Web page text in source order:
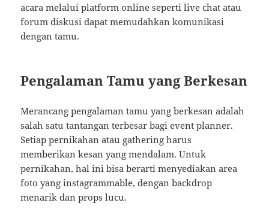
acara melalui platform online seperti live chat atau
forum diskusi dapat memudahkan komunikasi
dengan tamu.
Pengalaman Tamu yang Berkesan
Merancang pengalaman tamu yang berkesan adalah
salah satu tantangan terbesar bagi event planner.
Setiap pernikahan atau gathering harus
memberikan kesan yang mendalam. Untuk
pernikahan, hal ini bisa berarti menyediakan area
foto yang instagrammable, dengan backdrop
menarik dan props lucu.